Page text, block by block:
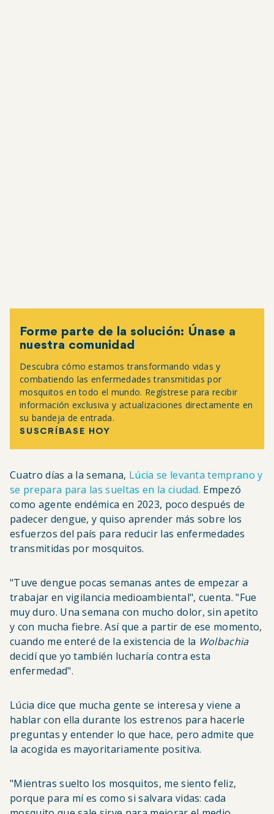
Forme parte de la solución: Únase a
nuestra comunidad
Descubra cómo estamos transformando vidas y
combatiendo las enfermedades transmitidas por
mosquitos en todo el mundo. Regístrese para recibir
información exclusiva y actualizaciones directamente en
su bandeja de entrada.
SUSCRÍBASE HOY
Cuatro días a la semana, Lúcia se levanta temprano y
se prepara para las sueltas en la ciudad. Empezó
como agente endémica en 2023, poco después de
padecer dengue, y quiso aprender más sobre los
esfuerzos del país para reducir las enfermedades
transmitidas por mosquitos.
"Tuve dengue pocas semanas antes de empezar a
trabajar en vigilancia medioambiental", cuenta. "Fue
muy duro. Una semana con mucho dolor, sin apetito
y con mucha fiebre. Así que a partir de ese momento,
cuando me enteré de la existencia de la Wolbachia
decidí que yo también lucharía contra esta
enfermedad".
Lúcia dice que mucha gente se interesa y viene a
hablar con ella durante los estrenos para hacerle
preguntas y entender lo que hace, pero admite que
la acogida es mayoritariamente positiva.
"Mientras suelto los mosquitos, me siento feliz,
porque para mí es como si salvara vidas: cada